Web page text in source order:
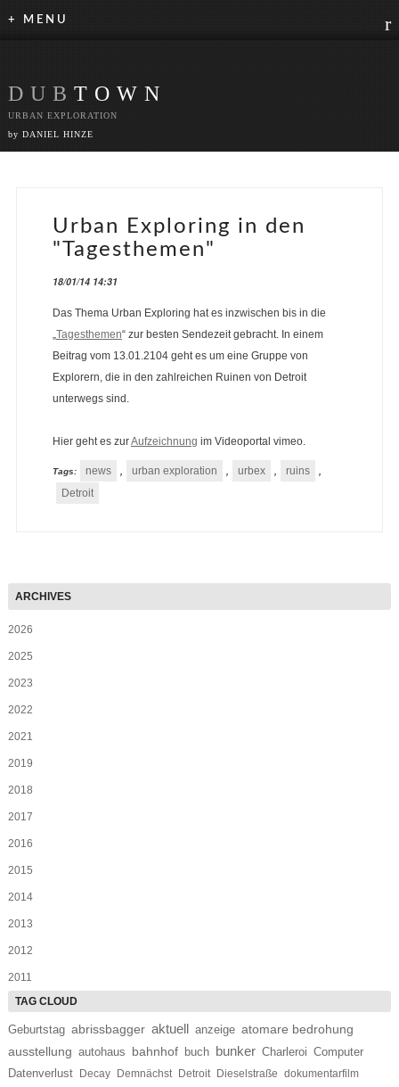
+ MENU r
DUB TOWN
URBAN EXPLORATION
by DANIEL HINZE
Urban Exploring in den
"Tagesthemen"
18/01/14 14:31
Das Thema Urban Exploring hat es inzwischen bis in die
Tagesthemen“ zur besten Sendezeit gebracht. In einem
Beitrag vom 13.01.2104 geht es um eine Gruppe von
Explorern, die in den zahlreichen Ruinen von Detroit
unterwegs sind.
Hier geht es zurAufzeichnung im Videoportal vimeo.
Tags: news urban exploration urbex ruins
Detroit
2026
2025
2023
2022
2021
2019
2018
2017
2016
2015
2014
2013
2012
2011
Geburtstag abrissbagger aktuell anzeige atomare bedrohung
ausstellung autohaus bahnhof buch bunker Charleroi Computer
Datenverlust
Decay Demnächst Detroit Dieselstraße dokumentarfilm